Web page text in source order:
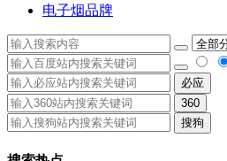
电子烟品牌
必应
360
搜狗